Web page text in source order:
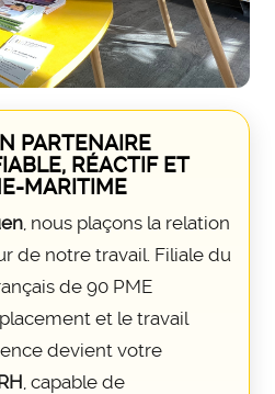
PARTENAIRE
RÉACTIF ET
MARITIME
, nous plaçons la relation
de notre travail. Filiale du
de 90 PME
et le travail
devient votre
, capable de